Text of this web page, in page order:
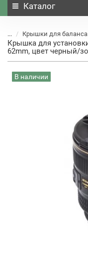
Каталог
... Крышки для баланса
Крышка для
62mm, цвет черный/
В наличии